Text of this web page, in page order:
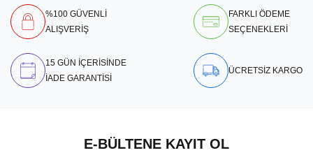
%100 GÜVENLİ
ALIŞVERİŞ
FARKLI ÖDEME
SEÇENEKLERİ
15 GÜN İÇERİSİNDE
İADE GARANTİSİ
ÜCRETSİZ KARGO
E-BÜLTENE KAYIT OL